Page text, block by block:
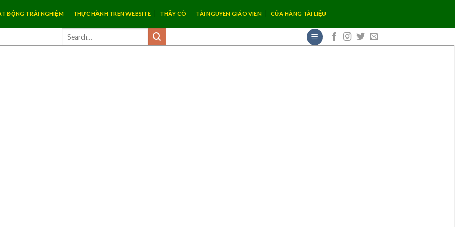
ĐỘNG TRẢI NGHIỆM THỰC HÀNH TRÊN WEBSITE THẦY CÔ TÀI NGUYÊN GIÁO VIÊN CỬA HÀNG TÀI LIỆU